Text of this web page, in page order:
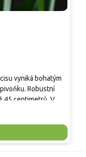
vyniká bohatým
Robustní
45 centimetrů. V
vnějšími lístky
Květy navíc
vzhledu nejlépe
jako solitér v
v